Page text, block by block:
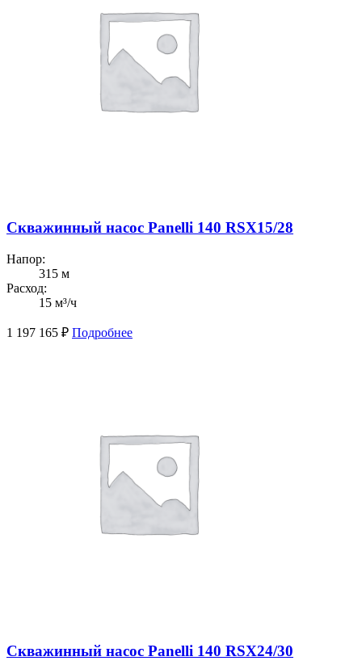
Скважинный насос Panelli 140 RSX15/28
Напор:
315 м
Расход:
15 м³/ч
1 197 165 ₽ Подробнее
Скважинный насос Panelli 140 RSX24/30